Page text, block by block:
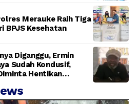
Merauke Raih Tiga
BPJS Kesehatan
Diganggu, Ermin
Sudah Kondusif,
Hentikan